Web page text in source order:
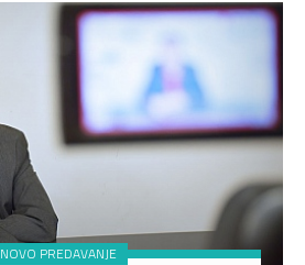
NOVO PREDAVANJE